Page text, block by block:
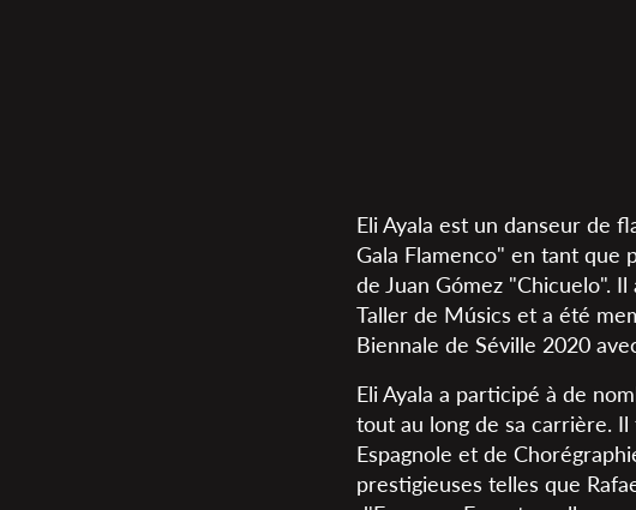
Eli Ayala est un danseur de
Gala Flamenco" en tant que
de Juan Gómez "Chicuelo".
Taller de Músics et a été
Biennale de Séville 2020
Eli Ayala a participé à de
tout au long de sa carrière.
Espagnole et de
prestigieuses telles que